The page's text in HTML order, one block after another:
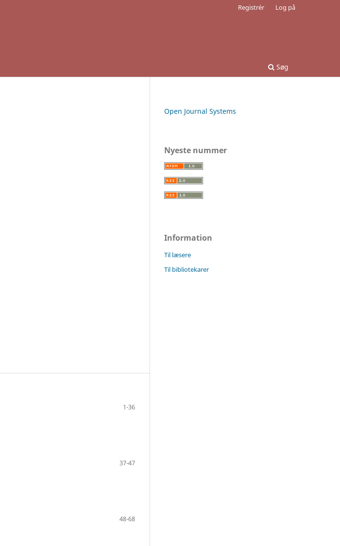
Søg
Registrér Log på
1-36
37-47
48-68
Open Journal Systems
Nyeste nummer
Information
Til læsere
Til bibliotekarer